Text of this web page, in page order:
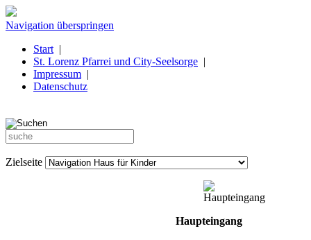
Navigation überspringen
Start |
St. Lorenz Pfarrei und City-Seelsorge |
Impressum |
Datenschutz
Zielseite
Haupteingang